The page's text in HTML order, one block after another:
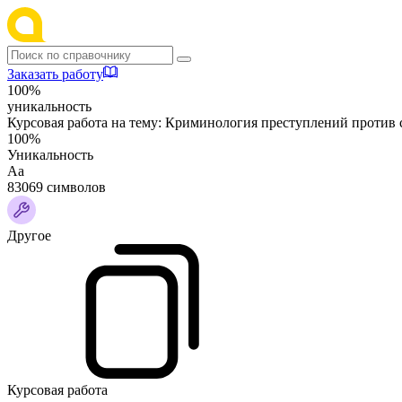
Заказать работу
100%
уникальность
Курсовая работа на тему: Криминология преступлений против
100%
Уникальность
Аа
83069 символов
Другое
Курсовая работа